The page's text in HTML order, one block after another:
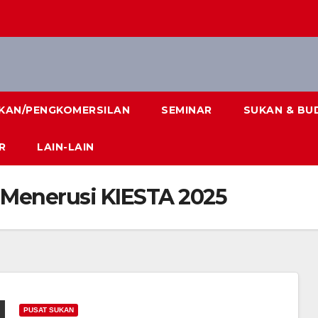
PENGKOMERSILAN SEMINAR SUKAN &
LAIN-LAIN
KIESTA 2025
PUSAT SUKAN